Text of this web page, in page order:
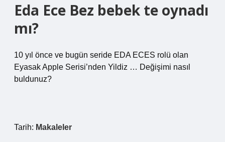
Eda Ece Bez bebek te oynadı
mı?
10 yıl önce ve bugün seride EDA ECES rolü olan
Eyasak Apple Serisi’nden Yildiz … Değişimi nasıl
buldunuz?
Tarih: Makaleler